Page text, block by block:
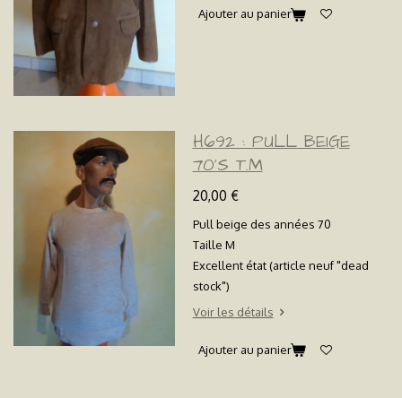
Ajouter au panier
H692 : PULL BEIGE
70'S T.M
20,00 €
Pull beige des années 70
Taille M
Excellent état (article neuf "dead
stock")
Voir les détails
Ajouter au panier